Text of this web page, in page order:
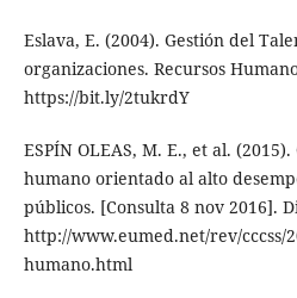
Eslava, E. (2004). Gestión del
organizaciones. Recursos
https://bit.ly/2tukrdY
ESPÍN OLEAS, M. E., et al.
humano orientado al alto
públicos. [Consulta 8 nov 2016].
http://www.eumed.net/rev/cccss/
humano.html